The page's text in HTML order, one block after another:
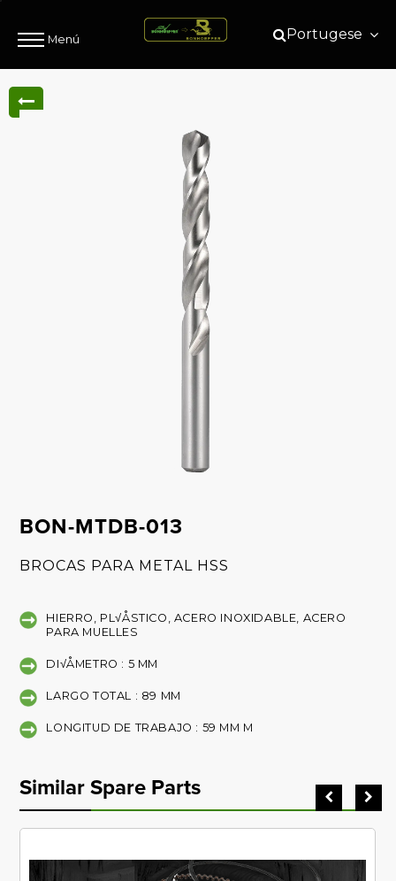
Menú Portugese
BON-MTDB-013
BROCAS PARA METAL HSS
HIERRO, PL√ÅSTICO, ACERO INOXIDABLE, ACERO
PARA MUELLES
DI√ÅMETRO : 5 MM
LARGO TOTAL : 89 MM
LONGITUD DE TRABAJO : 59 MM M
Similar Spare Parts